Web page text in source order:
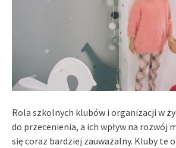
Rola szkolnych klubów i organizacji w
do przecenienia, a ich wpływ na rozwój
się coraz bardziej zauważalny. Kluby te